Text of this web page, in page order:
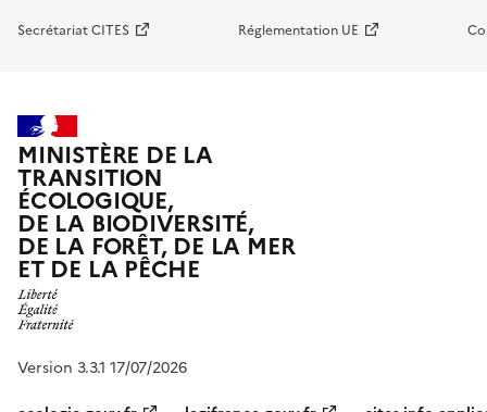
Secrétariat CITES Réglementation UE
MINISTÈRE DE LA
TRANSITION
ÉCOLOGIQUE,
DE LA BIODIVERSITÉ,
DE LA FORÊT, DE LA MER
ET DE LA PÊCHE
Version 3.3.1 17/07/2026